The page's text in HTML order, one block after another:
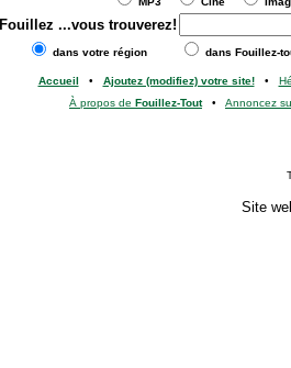
Fouillez ...vous trouverez!
dans votre région dans Fouillez-
Accueil • Ajoutez (modifiez) votre site!•
À propos de Fouillez-Tout• Annoncez
Site